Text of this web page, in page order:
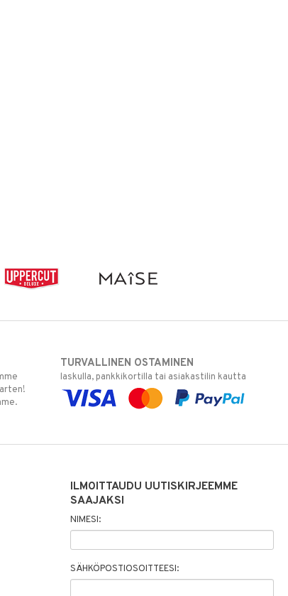
TURVALLINEN OSTAMINEN
laskulla, pankkikortilla tai asiakastilin kautta
ILMOITTAUDU UUTISKIRJEEMME
SAAJAKSI
NIMESI:
SÄHKÖPOSTIOSOITTEESI: